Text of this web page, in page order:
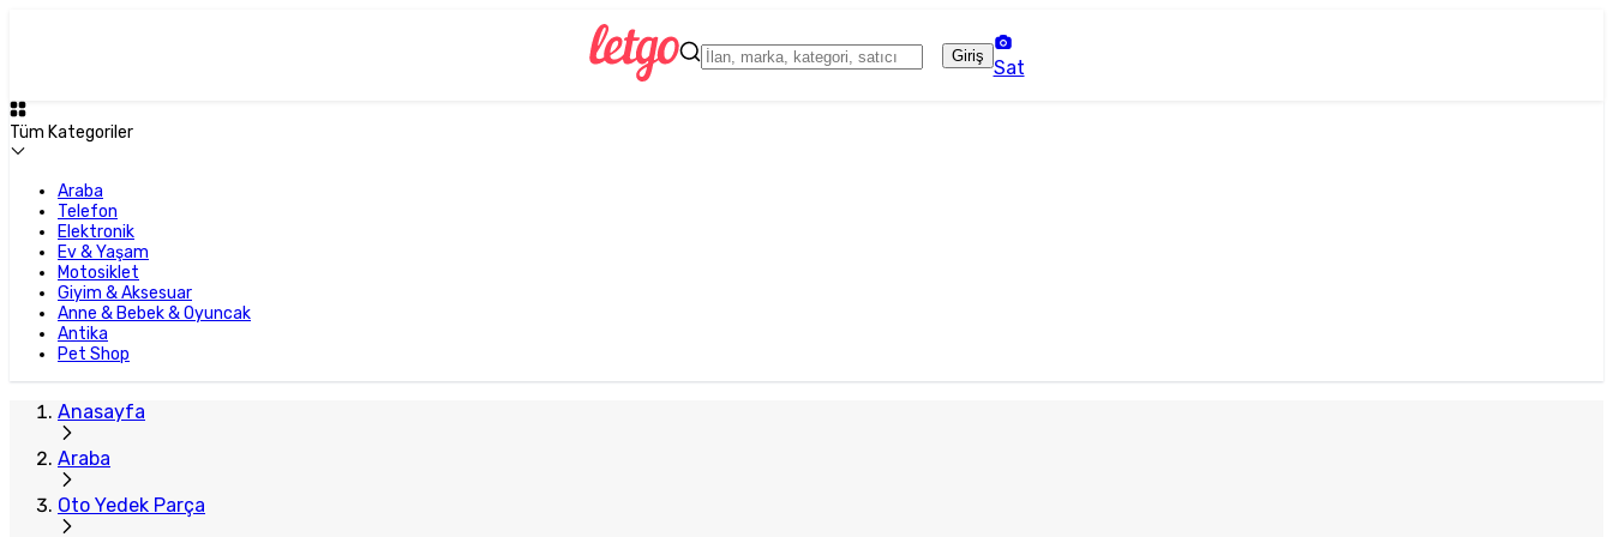
Giriş
Sat
Tüm Kategoriler
Araba
Telefon
Elektronik
Ev & Yaşam
Motosiklet
Giyim & Aksesuar
Anne & Bebek & Oyuncak
Antika
Pet Shop
Anasayfa
Araba
Oto Yedek Parça